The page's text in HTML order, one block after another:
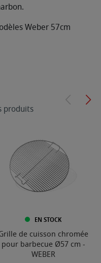
Weber 57cm
produits
EN STOCK
de cuisson chromée
pour barbecue Ø57 cm -
WEBER